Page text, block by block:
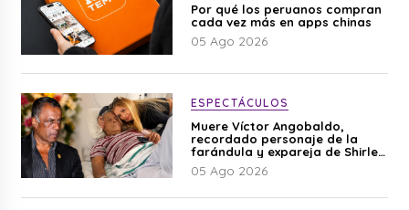
Por qué los peruanos compran
cada vez más en apps chinas
05 Ago 2026
ESPECTÁCULOS
Muere Víctor Angobaldo,
recordado personaje de la
farándula y expareja de Shirley
Cherres
05 Ago 2026